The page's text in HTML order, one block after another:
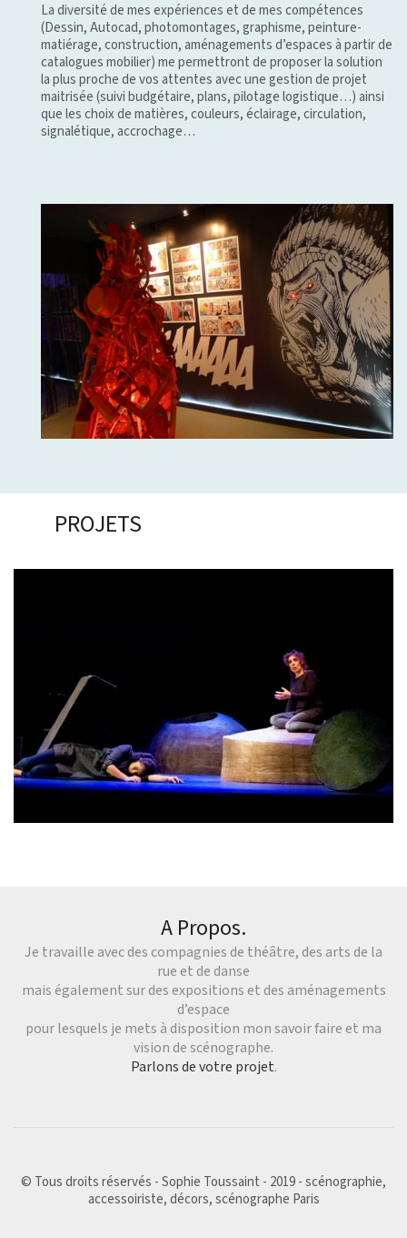
La diversité de mes expériences et de mes compétences
(Dessin, Autocad, photomontages, graphisme, peinture-
matiérage, construction, aménagements d’espaces à partir de
catalogues mobilier) me permettront de proposer la solution
la plus proche de vos attentes avec une gestion de projet
maitrisée (suivi budgétaire, plans, pilotage logistique…) ainsi
que les choix de matières, couleurs, éclairage, circulation,
signalétique, accrochage…
PROJETS
A Propos.
Je travaille avec des compagnies de théâtre, des arts de la
rue et de danse
mais également sur des expositions et des aménagements
d’espace
pour lesquels je mets à disposition mon savoir faire et ma
vision de scénographe.
Parlons de votre projet.
© Tous droits réservés - Sophie Toussaint - 2019 - scénographie,
accessoiriste, décors, scénographe Paris